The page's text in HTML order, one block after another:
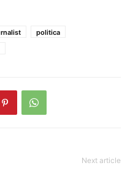
politica
Next article